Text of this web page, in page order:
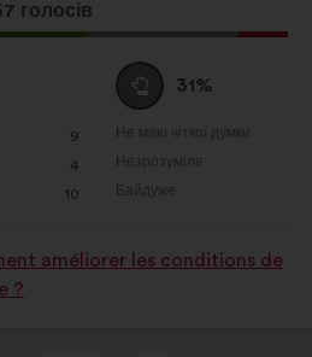
голосів
9
4
10
Утримуюся
:
31%
Не маю чіткої думки
:разів
Незрозуміле
:разів
Байдуже
:разів
améliorer les conditions de
?